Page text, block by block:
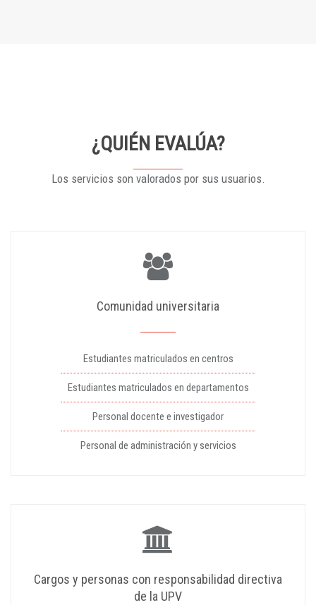
¿QUIÉN EVALÚA?
Los servicios son valorados por sus usuarios.
Comunidad universitaria
Estudiantes matriculados en centros
Estudiantes matriculados en departamentos
Personal docente e investigador
Personal de administración y servicios
Cargos y personas con responsabilidad directiva
de la UPV